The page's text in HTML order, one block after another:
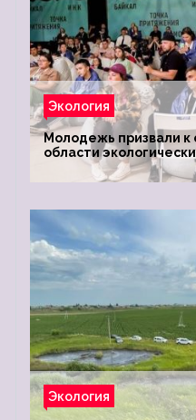
Экология
Молодежь призвали к
области
Экология